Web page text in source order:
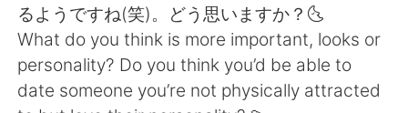
العربية Français
Deutsch 日本語
한국어 Русский
るようですね(笑)。どう思いますか？🌜
What do you think is more important, looks or
personality? Do you think you’d be able to
date someone you’re not physically attracted